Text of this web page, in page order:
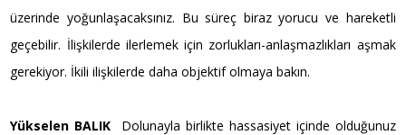
üzerinde yoğunlaşacaksınız. Bu süreç biraz yorucu ve hareketli
geçebilir. İlişkilerde ilerlemek için zorlukları-anlaşmazlıkları aşmak
gerekiyor. İkili ilişkilerde daha objektif olmaya bakın.
Yükselen BALIK
Dolunayla birlikte hassasiyet içinde olduğunuz